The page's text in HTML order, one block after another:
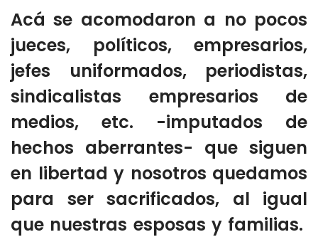
Acá se acomodaron a no pocos
jueces, políticos, empresarios,
jefes uniformados, periodistas,
sindicalistas empresarios de
medios, etc. -imputados de
hechos aberrantes- que siguen
en libertad y nosotros quedamos
para ser sacrificados, al igual
que nuestras esposas y familias.